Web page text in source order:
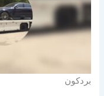
بردكون